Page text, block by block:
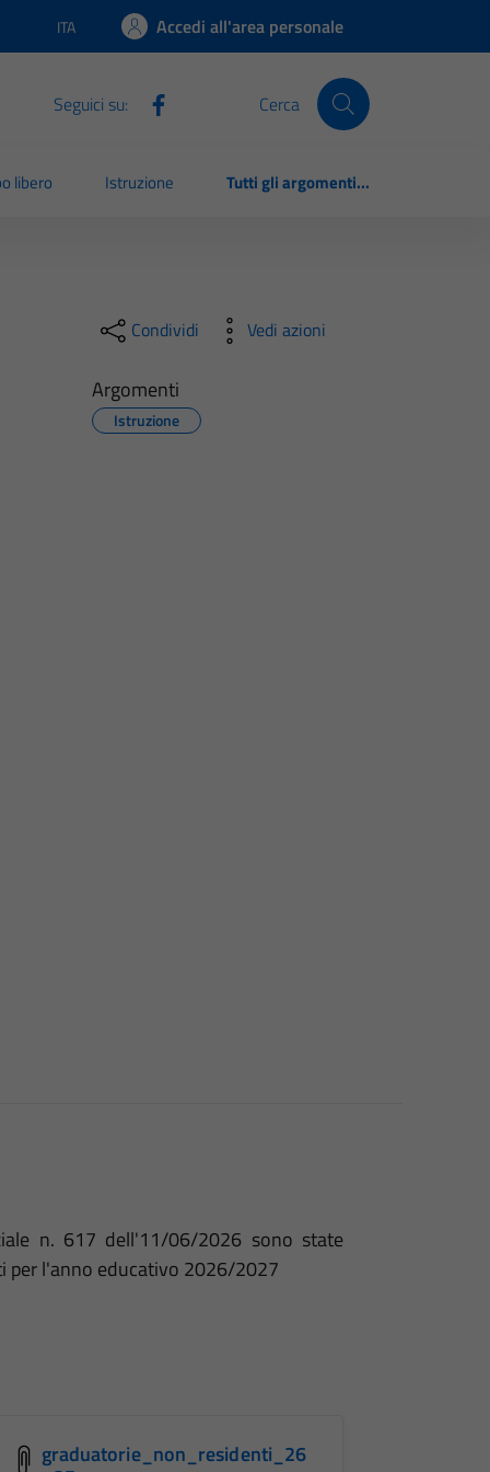
Lingua attiva:
ITA Accedi all'area personale
Seguici su: Cerca
libero Istruzione Tutti gli argomenti...
Condividi Vedi azioni
Argomenti
Istruzione
n. 617 dell'11/06/2026 sono state
per l'anno educativo 2026/2027
graduatorie_non_residenti_26